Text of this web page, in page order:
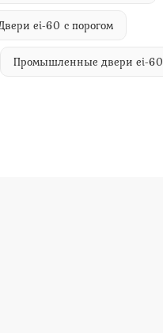
ei-60 с порогом
Промышленные двери ei-60